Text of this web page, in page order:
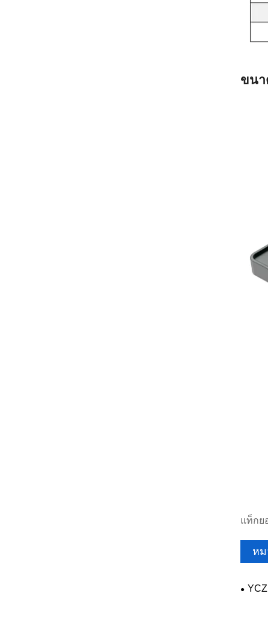
ขน
แท็กย
หม